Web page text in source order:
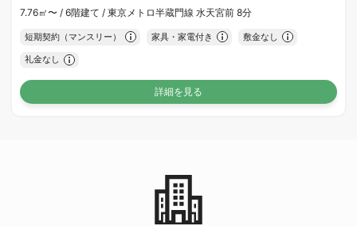
7.76㎡〜 / 6階建て / 東京メトロ半蔵門線 水天宮前 8分
短期契約（マンスリー） 家具・家電付き 敷金なし
礼金なし
詳細を見る